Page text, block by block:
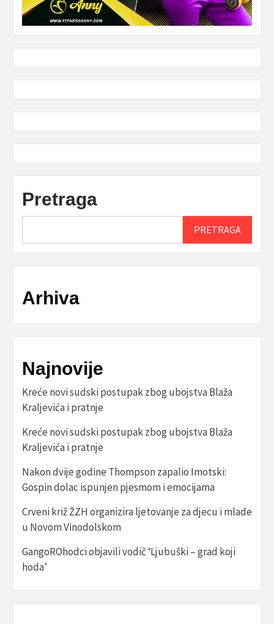
Pretraga
PRETRAGA
Arhiva
Najnovije
Kreće novi sudski postupak zbog ubojstva Blaža
Kraljevića i pratnje
Kreće novi sudski postupak zbog ubojstva Blaža
Kraljevića i pratnje
Nakon dvije godine Thompson zapalio Imotski:
Gospin dolac ispunjen pjesmom i emocijama
Crveni križ ŽZH organizira ljetovanje za djecu i mlade
u Novom Vinodolskom
GangoROhodci objavili vodič ‘Ljubuški – grad koji
hoda’